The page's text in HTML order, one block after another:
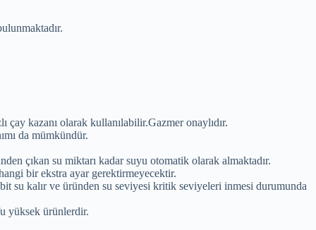
çay kazanı olarak kullanılabilir.Gazmer onaylıdır.
da mümkündür.
çıkan su miktarı kadar suyu otomatik olarak almaktadır.
bir ekstra ayar gerektirmeyecektir.
su kalır ve üründen su seviyesi kritik seviyeleri inmesi durumunda
yüksek ürünlerdir.